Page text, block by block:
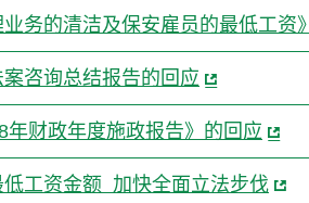
务的清洁及保安雇员的最低工资
咨询总结报告的回应
财政年度施政报告》的回应
工资金额 加快全面立法步伐